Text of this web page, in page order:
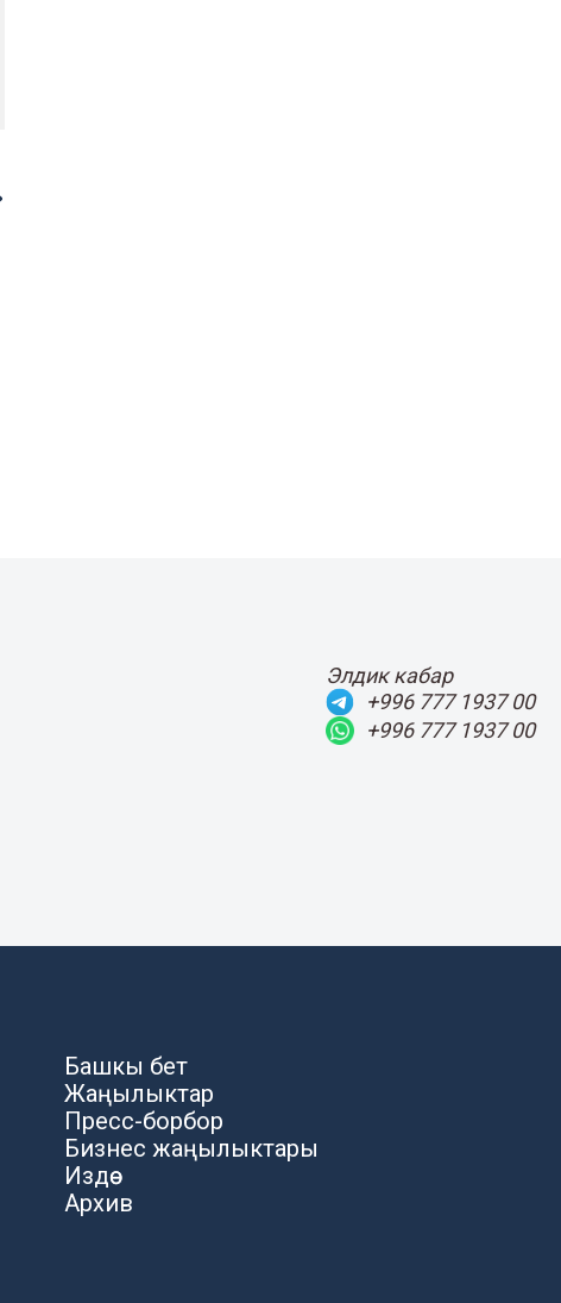
Элдик кабар
+996 777 1937 00
+996 777 1937 00
Башкы бет
Жаңылыктар
Пресс-борбор
Бизнес жаңылыктары
Издөө
Архив